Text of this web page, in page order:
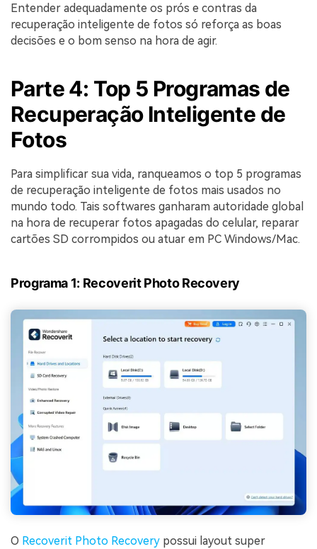
Entender adequadamente os prós e contras da
recuperação inteligente de fotos só reforça as boas
decisões e o bom senso na hora de agir.
Parte 4: Top 5 Programas de
Recuperação Inteligente de
Fotos
Para simplificar sua vida, ranqueamos o top 5 programas
de recuperação inteligente de fotos mais usados no
mundo todo. Tais softwares ganharam autoridade global
na hora de recuperar fotos apagadas do celular, reparar
cartões SD corrompidos ou atuar em PC Windows/Mac.
Programa 1: Recoverit Photo Recovery
O Recoverit Photo Recovery possui layout super